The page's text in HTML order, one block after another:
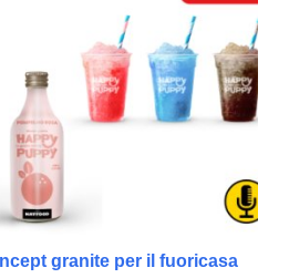
granite per il fuoricasa